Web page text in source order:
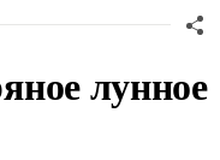
лунное